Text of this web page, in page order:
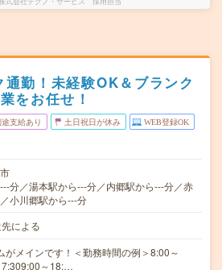
勤！未経験OK＆ブランク
をお任せ！
支給あり 土日祝日が休み WEB登録OK
分／湯本駅から---分／内郷駅から---分／赤
小川郷駅から---分
による
がメインです！＜勤務時間の例＞8:00～
～18:…